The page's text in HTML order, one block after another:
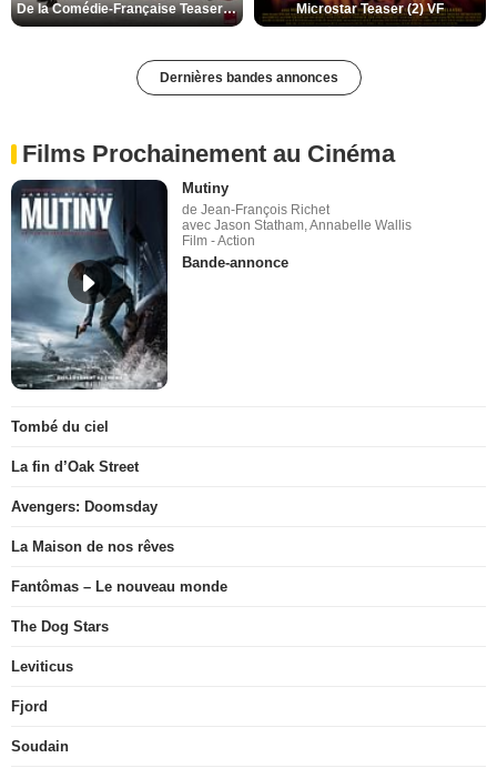
De la Comédie-Française Teaser (3) VF Microstar Teaser (2) VF
Dernières bandes annonces
Films Prochainement au Cinéma
Mutiny
de Jean-François Richet
avec Jason Statham, Annabelle Wallis
Film - Action
Bande-annonce
Tombé du ciel
La fin d’Oak Street
Avengers: Doomsday
La Maison de nos rêves
Fantômas – Le nouveau monde
The Dog Stars
Leviticus
Fjord
Soudain